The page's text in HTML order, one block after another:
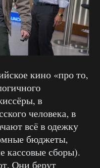
кино «про то,
в
человека, в
всё в одежку
бюджеты,
кассовые сборы).
Они берут